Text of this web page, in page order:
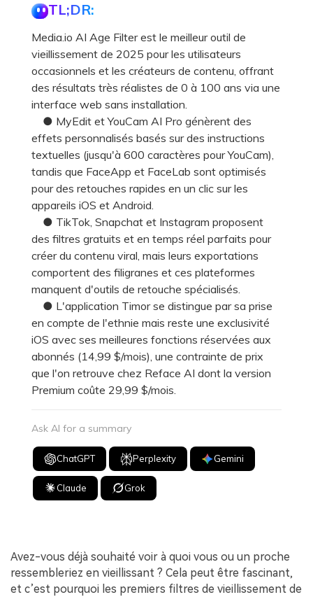
TL;DR:
Media.io AI Age Filter est le meilleur outil de
vieillissement de 2025 pour les utilisateurs
occasionnels et les créateurs de contenu, offrant
des résultats très réalistes de 0 à 100 ans via une
interface web sans installation.
● MyEdit et YouCam AI Pro génèrent des
effets personnalisés basés sur des instructions
textuelles (jusqu'à 600 caractères pour YouCam),
tandis que FaceApp et FaceLab sont optimisés
pour des retouches rapides en un clic sur les
appareils iOS et Android.
● TikTok, Snapchat et Instagram proposent
des filtres gratuits et en temps réel parfaits pour
créer du contenu viral, mais leurs exportations
comportent des filigranes et ces plateformes
manquent d'outils de retouche spécialisés.
● L'application Timor se distingue par sa prise
en compte de l'ethnie mais reste une exclusivité
iOS avec ses meilleures fonctions réservées aux
abonnés (14,99 $/mois), une contrainte de prix
que l'on retrouve chez Reface AI dont la version
Premium coûte 29,99 $/mois.
Ask AI for a summary
ChatGPT Perplexity Gemini
Claude Grok
Avez-vous déjà souhaité voir à quoi vous ou un proche
ressembleriez en vieillissant ? Cela peut être fascinant,
et c’est pourquoi les premiers filtres de vieillissement de